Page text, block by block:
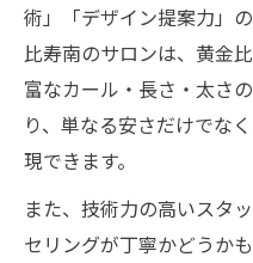
術」「デザイン提案力」
比寿南のサロンは、黄金
富なカール・長さ・太さ
り、単なる安さだけでな
現できます。
また、技術力の高いスタ
セリングが丁寧かどうか